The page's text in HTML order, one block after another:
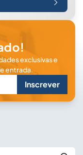
exclusivas e
entrada.
Inscrever